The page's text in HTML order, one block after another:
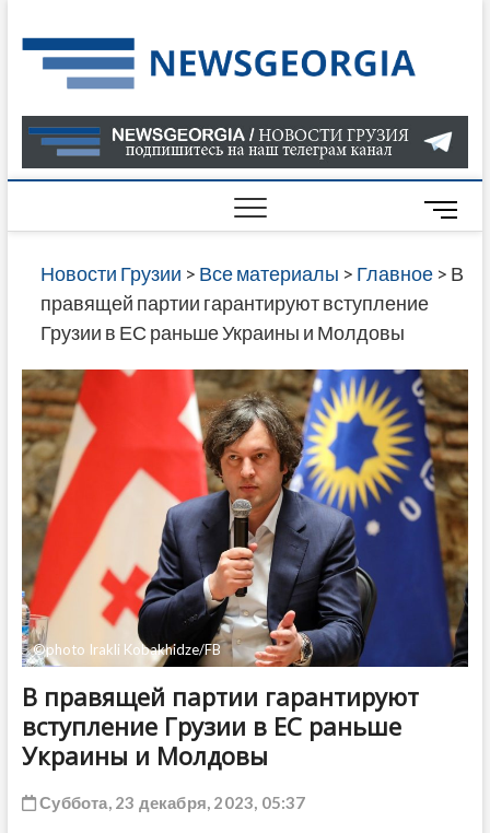
to
content
О
В
ГРУЗИИ
САЙТЕ
M
e
n
t
t
o
n
Новости Грузии > Все материалы > Главное> В
правящей партии гарантируют вступление
Грузии в ЕС раньше Украины и Молдовы
©photo Irakli Kobakhidze/FB
В правящей партии гарантируют
вступление Грузии в ЕС раньше
Украины и Молдовы
Суббота, 23 декабря, 2023, 05:37